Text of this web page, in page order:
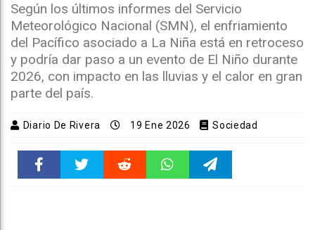
Según los últimos informes del Servicio
Meteorológico Nacional (SMN), el enfriamiento
del Pacífico asociado a La Niña está en retroceso
y podría dar paso a un evento de El Niño durante
2026, con impacto en las lluvias y el calor en gran
parte del país.
Diario De Rivera 19 Ene 2026 Sociedad